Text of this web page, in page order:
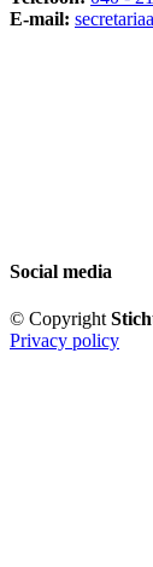
E-mail:
Social media
© Copyright
Privacy policy